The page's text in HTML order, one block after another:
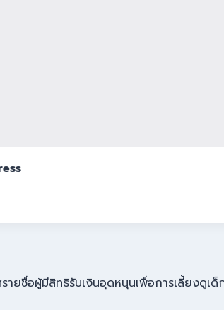
รายชื่อผู้มีสิทธิรับเงินอุดหนุนเพื่อการเลี้ยงดูเ